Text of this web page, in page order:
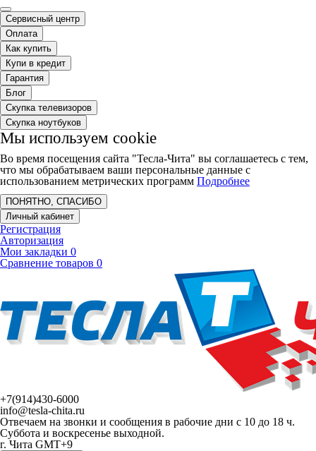
Сервисный центр
Оплата
Как купить
Купи в кредит
Гарантия
Блог
Скупка телевизоров
Скупка ноутбуков
Мы используем cookie
Во время посещения сайта "Тесла-Чита" вы соглашаетесь с тем,
что мы обрабатываем ваши персональные данные с
использованием метрических программ Подробнее
ПОНЯТНО, СПАСИБО
Личный кабинет
Регистрация
Авторизация
Мои закладки 0
Сравнение товаров 0
+7(914)430-6000
info@tesla-chita.ru
Отвечаем на звонки и сообщения в рабочие дни с 10 до 18 ч.
Суббота и воскресенье выходной.
г. Чита GMT+9